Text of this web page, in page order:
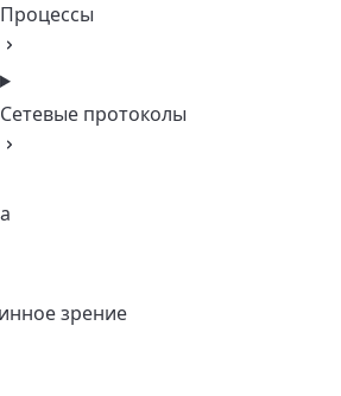
Процессы
Сетевые протоколы
зрение